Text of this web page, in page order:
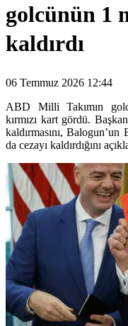
golcünün 1
kaldırdı
06 Temmuz 2026 12:44
ABD Milli Takımın
kırmızı kart gördü.
kaldırmasını,
da cezayı kaldırdığını